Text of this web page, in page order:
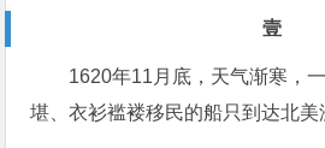
壹
1620年11月底，天气渐寒，
堪、衣衫褴褛移民的船只到达北美